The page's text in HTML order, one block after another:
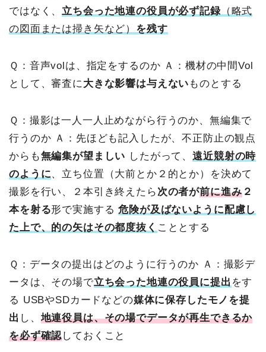
ではなく、立ち会った地連の役員が必ず記録（略式
の図面または掃き矢など） を残す
Ｑ：音声volは、指定をするのか Ａ：機材の中間Vol
として、審査に大きな影響は与えない ものとする
Ｑ：撮影は一人一人止めながら行うのか、無編集で
行うのか Ａ：先ほども記入したが、不正防止の観点
からも無編集が望ましい したがって、遠近競射の時
のように、立ち位置（大前とか２的とか）を決めて
撮影を行い、２本引き終えたら 次の者が前に進み２
本を射る形で実施する 危険が及ばないように配慮し
た上で、的の矢はその都度抜く こととする
Ｑ：データの提出はどのように行うのか Ａ：撮影デ
ータは、その場で立ち会った地連の役員に提出 をす
る USBやSDカードなどの媒体に保存したモノを提
出 し、 地連役員は、その場でデータが再生できるか
を必ず確認しておくこと